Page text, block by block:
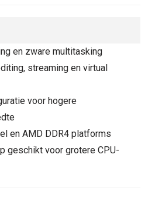
en zware multitasking
streaming en virtual
voor hogere
en AMD DDR4 platforms
geschikt voor grotere CPU-